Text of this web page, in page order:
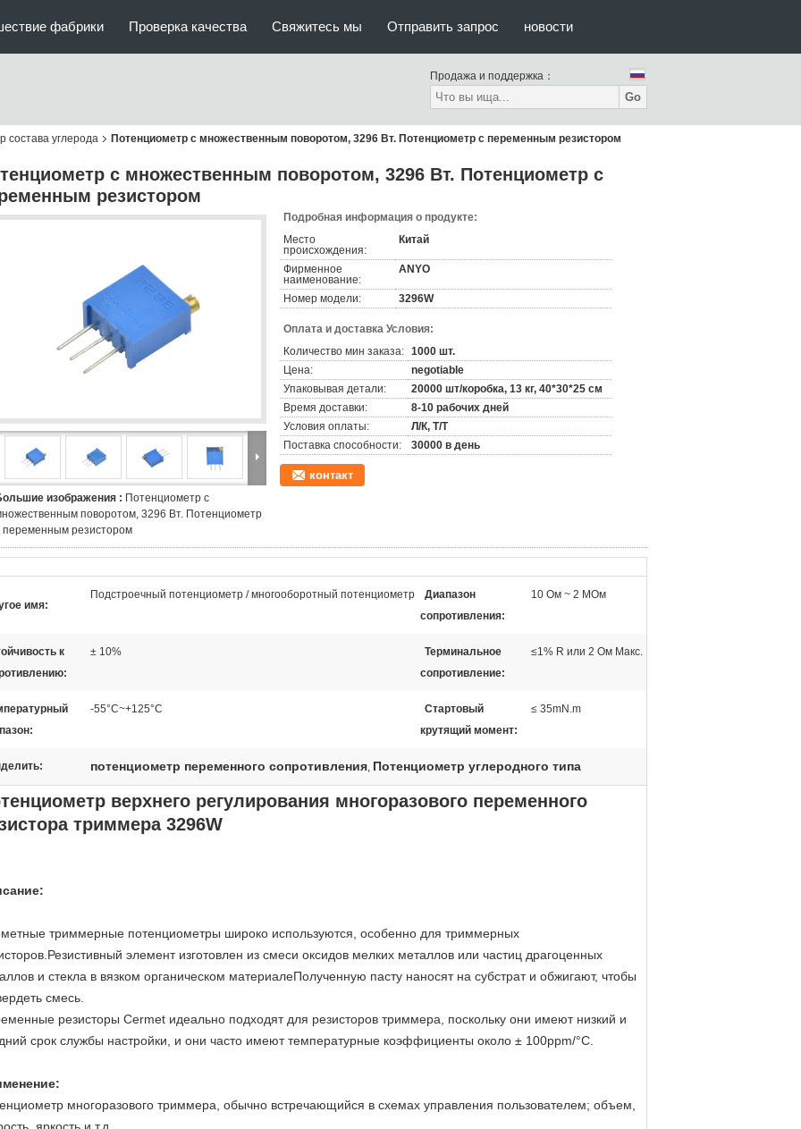
фабрики Проверка качества Свяжитесь мы Отправить запрос новости
Продажа и поддержка：
Go
состава углерода Потенциометр с множественным поворотом, 3296 Вт. Потенциометр с переменным резистором
с множественным поворотом, 3296 Вт. Потенциометр с
резистором
изображения : Потенциометр с
поворотом, 3296 Вт. Потенциометр
переменным резистором
Подробная информация о продукте:
Место
происхождения:
Китай
Фирменное
наименование:
ANYO
Номер модели: 3296W
Оплата и доставка Условия:
Количество мин заказа: 1000 шт.
Цена:
negotiable
Упаковывая детали:
20000 шт/коробка, 13 кг, 40*30*25 см
Время доставки:
8-10 рабочих дней
Условия оплаты:
Л/К, Т/Т
Поставка способности:
30000 в день
контакт
имя:
Подстроечный потенциометр / многооборотный потенциометр
Диапазон
сопротивления:
10 Ом ~ 2 МОм
к
± 10%
Терминальное
сопротивление:
≤1% R или 2 Ом Макс.
-55°C~+125°C
Стартовый
крутящий момент:
≤ 35mN.m
потенциометр переменного сопротивления, Потенциометр углеродного типа
верхнего регулирования многоразового переменного
триммера 3296W
триммерные потенциометры широко используются, особенно для триммерных
элемент изготовлен из смеси оксидов мелких металлов или частиц драгоценных
и стекла в вязком органическом материалеПолученную пасту наносят на субстрат и обжигают, чтобы
смесь.
резисторы Cermet идеально подходят для резисторов триммера, поскольку они имеют низкий и
срок службы настройки, и они часто имеют температурные коэффициенты около ± 100ppm/°C.
многоразового триммера, обычно встречающийся в схемах управления пользователем; объем,